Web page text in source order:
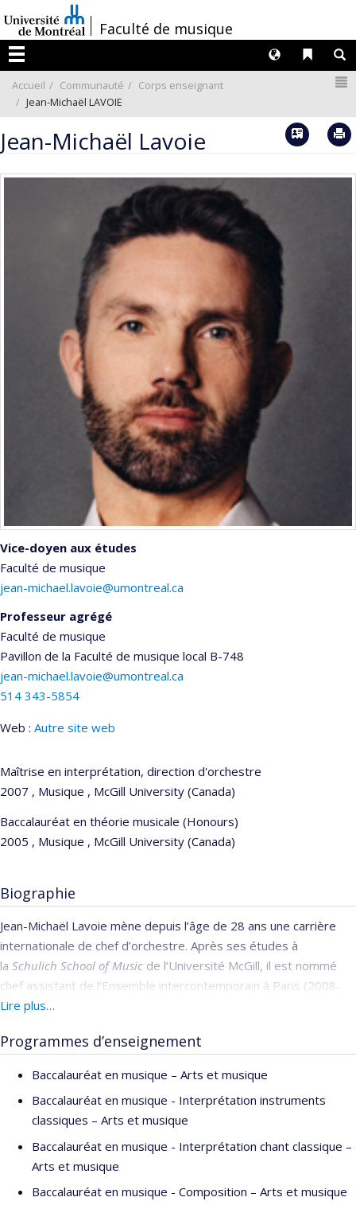
au
contenu
/Faculté de musique
Menu
Liens
Langues
Accueil Communauté
Corps enseignant
Jean-Michaël LAVOIE
Jean-Michaël Lavoie Vcard
Vice-doyen aux études
Faculté de musique
jean-michael.lavoie@umontreal.ca
Professeur agrégé
Faculté de musique
Pavillon de la Faculté de musique local B-748
jean-michael.lavoie@umontreal.ca
514 343-5854
Web : Autre site web
Maîtrise en interprétation, direction d'orchestre
2007 , Musique , McGill University (Canada)
Baccalauréat en théorie musicale (Honours)
2005 , Musique , McGill University (Canada)
Biographie
Jean-Michaël Lavoie mène depuis l’âge de 28 ans une carrière
internationale de chef d’orchestre. Après ses études à
la Schulich School of Music de l’Université McGill, il est nommé
chef assistant de l’Ensemble intercontemporain à Paris (2008-
2010) et l’un des chefs en résidence du
et aux États-Unis auprès dePierre Boulez
Esa-Pekka Salonen(Orchestre de Paris).
Depuis plus de dix ans, Jean-Michael Lavoie est invité par les
National Orchestra of Wales,Orchestre philharmonique de Radio
France, WDR Sinfonieorchester Köln
Baden-Baden und Freiburg, Prague Radio Symphony Orchestra,
Lire plus…
Programmes d’enseignement
Baccalauréat en musique – Arts et musique
Baccalauréat en musique - Interprétation instruments
classiques – Arts et musique
Baccalauréat en musique - Interprétation chant classique –
Arts et musique
Baccalauréat en musique - Composition – Arts et musique